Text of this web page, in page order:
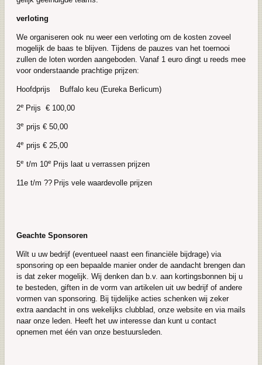
verloting
We organiseren ook nu weer een verloting om de kosten zoveel
mogelijk de baas te blijven. Tijdens de pauzes van het toernooi
zullen de loten worden aangeboden. Vanaf 1 euro dingt u reeds mee
voor onderstaande prachtige prijzen:
Hoofdprijs Buffalo keu (Eureka Berlicum)
2e Prijs € 100,00
3e prijs € 50,00
4e prijs € 25,00
5e t/m 10e Prijs laat u verrassen prijzen
11e t/m ?? Prijs vele waardevolle prijzen
Geachte Sponsoren
Wilt u uw bedrijf (eventueel naast een financiële bijdrage) via
sponsoring op een bepaalde manier onder de aandacht brengen dan
is dat zeker mogelijk. Wij denken dan b.v. aan kortingsbonnen bij u
te besteden, giften in de vorm van artikelen uit uw bedrijf of andere
vormen van sponsoring. Bij tijdelijke acties schenken wij zeker
extra aandacht in ons wekelijks clubblad, onze website en via mails
naar onze leden. Heeft het uw interesse dan kunt u contact
opnemen met één van onze bestuursleden.